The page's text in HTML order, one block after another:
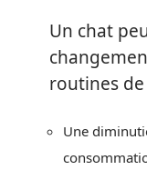
Un chat
routines de
Une